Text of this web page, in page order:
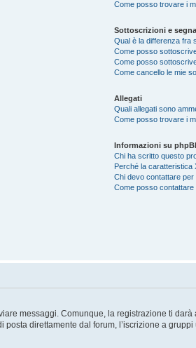
Come posso trovare i
Sottoscrizioni e
Qual è la differenza fra
Come posso
Come posso
Come cancello le mie
Allegati
Quali allegati sono
Come posso trovare i
Informazioni su
Chi ha scritto questo
Perché la caratteristica
Chi devo contattare per
Come posso
messaggi. Comunque, la registrazione ti
direttamente dal forum, l’iscrizione a